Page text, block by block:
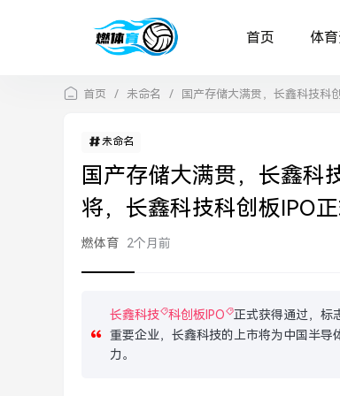
首页 体
首页 / 未命名 / 国产存储大满贯，长鑫科技科
未命名
国产存储大满贯，长鑫科
将，长鑫科技科创板IPO
燃体育 2个月前
长鑫科技 科创板IPO
正式获得通过，标
重要企业，长鑫科技的上市将为中国半
力。